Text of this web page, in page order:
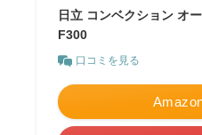
日立 コンベクション オ
F300
口コミを見る